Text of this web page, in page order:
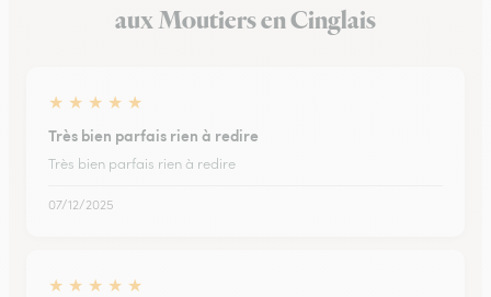
aux Moutiers en Cinglais
★ ★ ★ ★ ★
Très bien parfais rien à redire
Très bien parfais rien à redire
07/12/2025
★ ★ ★ ★ ★